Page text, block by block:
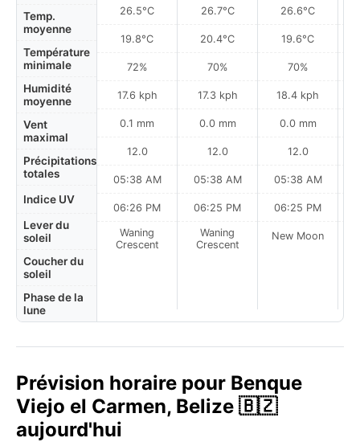
Temp.
moyenne
Température
minimale
Humidité
moyenne
Vent
maximal
Précipitations
totales
Indice UV
Lever du
soleil
Coucher du
soleil
Phase de la
lune
26.5°C
19.8°C
72%
17.6 kph
0.1 mm
12.0
05:38 AM
06:26 PM
Waning
Crescent
26.7°C
20.4°C
70%
17.3 kph
0.0 mm
12.0
05:38 AM
06:25 PM
Waning
Crescent
26.6°C
19.6°C
70%
18.4 kph
0.0 mm
12.0
05:38 AM
06:25 PM
New Moon
Prévision horaire pour Benque
Viejo el Carmen, Belize 🇧🇿
aujourd'hui